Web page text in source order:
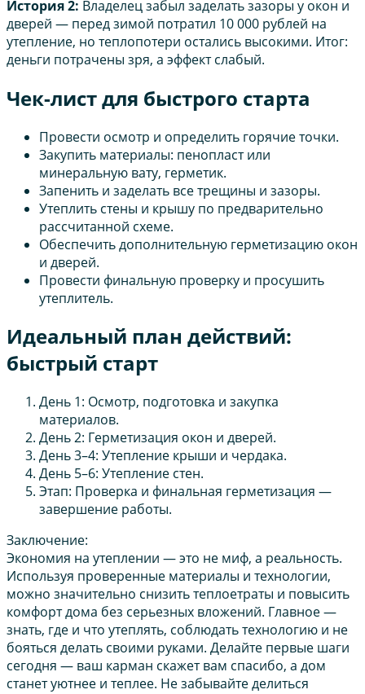
История 2: Владелец забыл заделать зазоры у окон и
дверей — перед зимой потратил 10 000 рублей на
утепление, но теплопотери остались высокими. Итог:
деньги потрачены зря, а эффект слабый.
Чек-лист для быстрого старта
Провести осмотр и определить горячие точки.
Закупить материалы: пенопласт или
минеральную вату, герметик.
Запенить и заделать все трещины и зазоры.
Утеплить стены и крышу по предварительно
рассчитанной схеме.
Обеспечить дополнительную герметизацию окон
и дверей.
Провести финальную проверку и просушить
утеплитель.
Идеальный план действий:
быстрый старт
День 1: Осмотр, подготовка и закупка
материалов.
День 2: Герметизация окон и дверей.
День 3–4: Утепление крыши и чердака.
День 5–6: Утепление стен.
Этап: Проверка и финальная герметизация —
завершение работы.
Заключение:
Экономия на утеплении — это не миф, а реальность.
Используя проверенные материалы и технологии,
можно значительно снизить теплоетраты и повысить
комфорт дома без серьезных вложений. Главное —
знать, где и что утеплять, соблюдать технологию и не
бояться делать своими руками. Делайте первые шаги
сегодня — ваш карман скажет вам спасибо, а дом
станет уютнее и теплее. Не забывайте делиться